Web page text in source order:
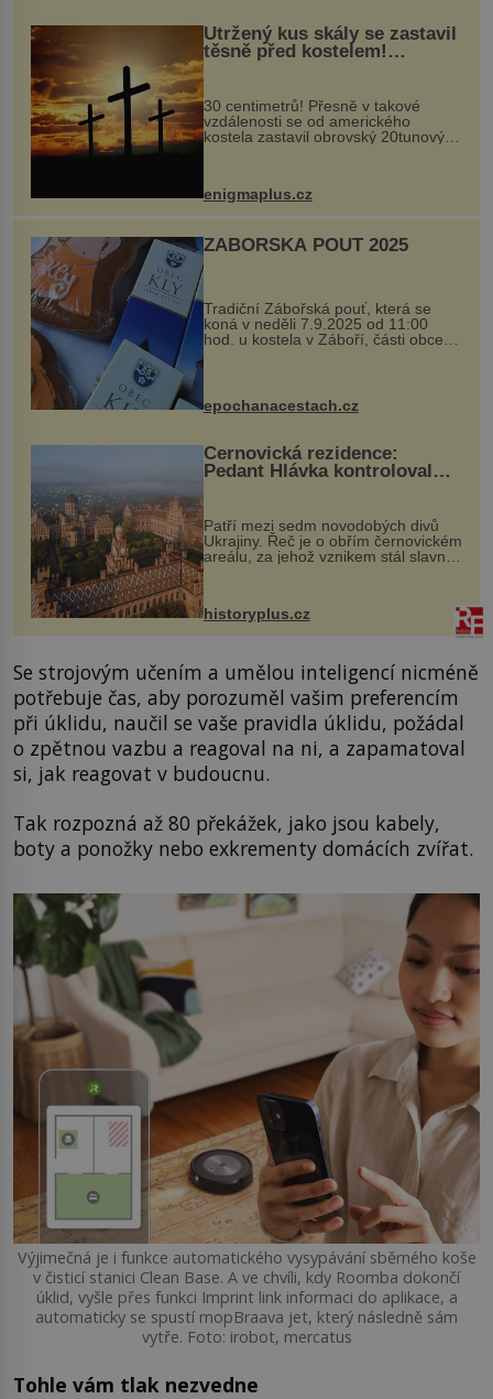
Utržený kus skály se zastavil
těsně před kostelem!
Ochránila ho boží síla?
30 centimetrů! Přesně v takové
vzdálenosti se od amerického
kostela zastavil obrovský 20tunový
...
enigmaplus.cz
ZÁBOŘSKÁ POUŤ 2025
Tradiční Zábořská pouť, která se
koná v neděli 7.9.2025 od 11:00
hod. u kostela v Záboří, části obce
Kly u Mělníka. V programu naleznete
komentovanou prohlídku kostela,
epochanacestach.cz
Černovická rezidence:
Pedant Hlávka kontroloval
Patří mezi sedm novodobých divů
Ukrajiny. Řeč je o obřím černovickém
areálu, za jehož vznikem stál slavný
český architekt Josef Hlávka. Ten si
na něm dal mimořádně záležet. Jeho
historyplus.cz
Se strojovým učením a umělou inteligencí nicméně
potřebuje čas, aby porozuměl vašim preferencím
při úklidu, naučil se vaše pravidla úklidu, požádal
o zpětnou vazbu a reagoval na ni, a zapamatoval
si, jak reagovat v budoucnu.
Tak rozpozná až 80 překážek, jako jsou kabely,
boty a ponožky nebo exkrementy domácích zvířat.
Výjimečná je i funkce automatického vysypávání sběrného koše
v čisticí stanici Clean Base. A ve chvíli, kdy Roomba dokončí
úklid, vyšle přes funkci Imprint link informaci do aplikace, a
automaticky se spustí mopBraava jet, který následně sám
vytře. Foto: irobot, mercatus
Tohle vám tlak nezvedne